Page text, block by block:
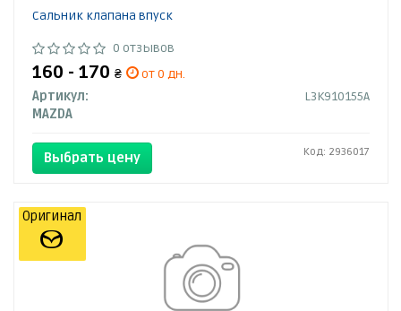
Сальник клапана впуск
0 отзывов
160 - 170 ₴
от 0 дн.
Артикул:
L3K910155A
MAZDA
Выбрать цену Код: 2936017
Оригинал